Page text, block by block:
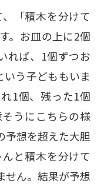
「積木を分けて
。お皿の上に2個
れば、1個ずつお
う子どももいま
1個、残った1個
うにこちらの様
予想を超えた大胆
と積木を分けて
せん。結果が予想